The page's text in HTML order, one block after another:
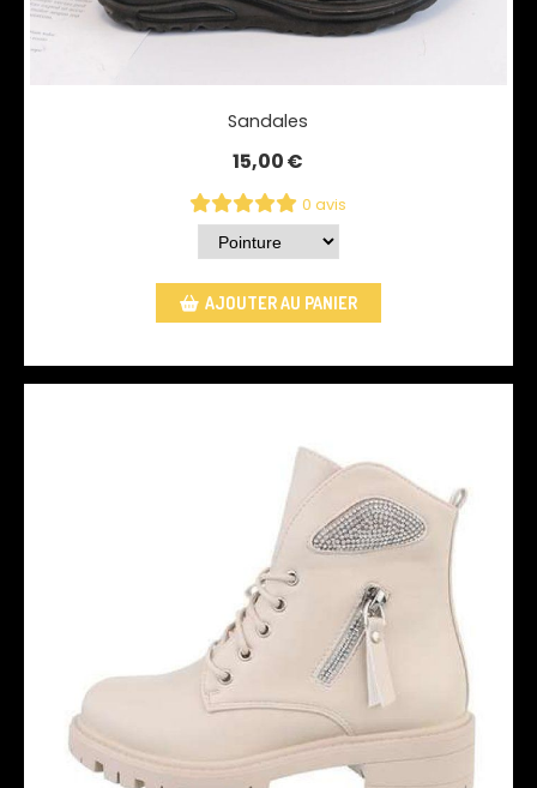
Sandales
15,00€
0 avis
AJOUTER AU PANIER